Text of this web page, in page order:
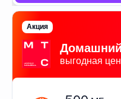
выгодная
Акция